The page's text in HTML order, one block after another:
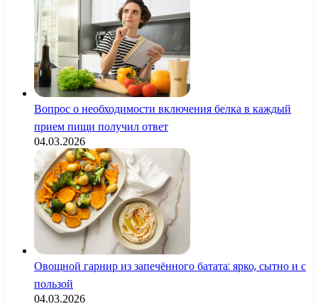
Вопрос о необходимости включения белка в каждый
прием пищи получил ответ
04.03.2026
Овощной гарнир из запечённого батата: ярко, сытно и с
пользой
04.03.2026